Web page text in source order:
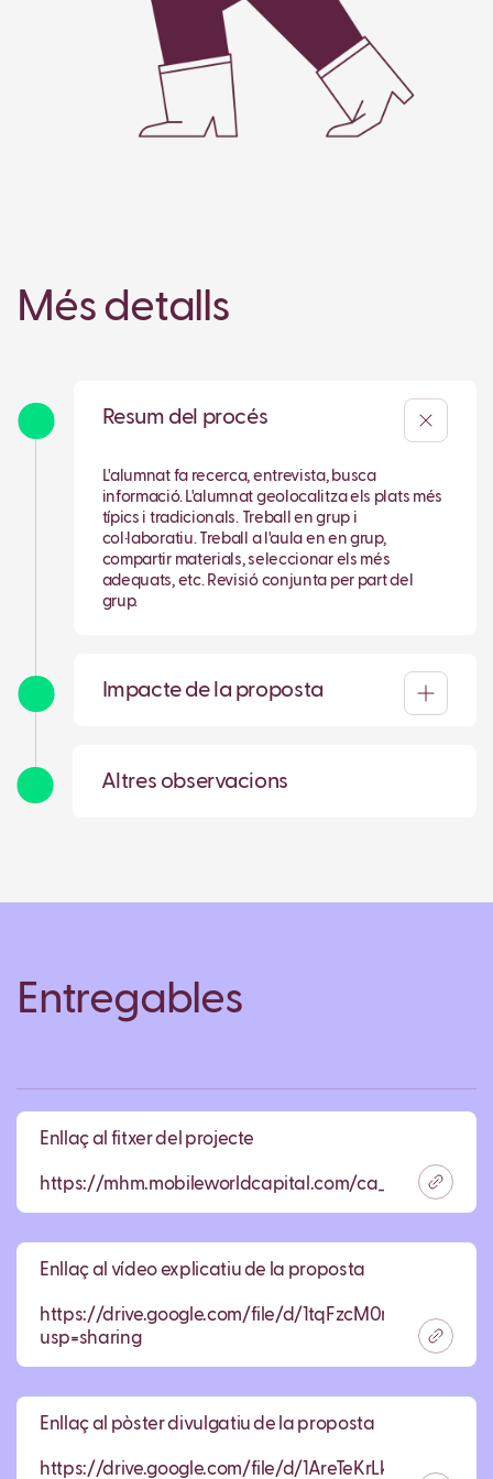
Més detalls
Resum del procés
L'alumnat fa recerca, entrevista, busca
informació. L'alumnat geolocalitza els plats més
típics i tradicionals. Treball en grup i
col·laboratiu. Treball a l'aula en en grup,
compartir materials, seleccionar els més
adequats, etc. Revisió conjunta per part del
grup.
Impacte de la proposta
Altres observacions
Entregables
Enllaç al fitxer del projecte
https://mhm.mobileworldcapital.com/ca_ES/
Enllaç al vídeo explicatiu de la proposta
https://drive.google.com/file/d/
usp=sharing
Enllaç al pòster divulgatiu de la proposta
https://drive.google.com/file/d/